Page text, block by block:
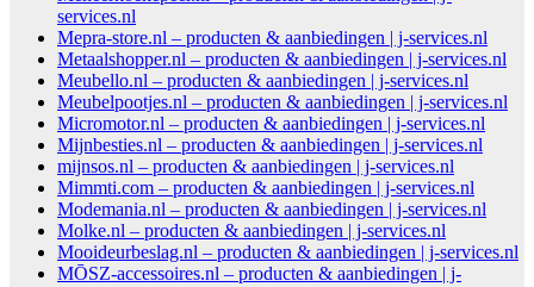
services.nl
Mepra-store.nl – producten & aanbiedingen | j-services.nl
Metaalshopper.nl – producten & aanbiedingen | j-services.nl
Meubello.nl – producten & aanbiedingen | j-services.nl
Meubelpootjes.nl – producten & aanbiedingen | j-services.nl
Micromotor.nl – producten & aanbiedingen | j-services.nl
Mijnbesties.nl – producten & aanbiedingen | j-services.nl
mijnsos.nl – producten & aanbiedingen | j-services.nl
Mimmti.com – producten & aanbiedingen | j-services.nl
Modemania.nl – producten & aanbiedingen | j-services.nl
Molke.nl – producten & aanbiedingen | j-services.nl
Mooideurbeslag.nl – producten & aanbiedingen | j-services.nl
MŌSZ-accessoires.nl – producten & aanbiedingen | j-